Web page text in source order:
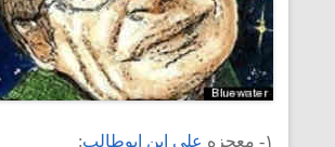
۱- معجزه علی ابن ابوطالب: